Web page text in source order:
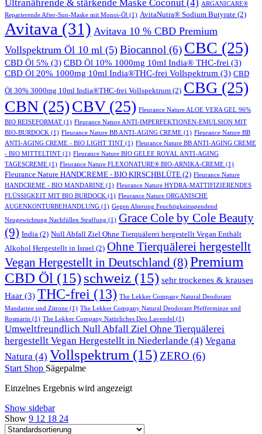
Ultranährende & stärkende Maske Coconut (4) ARGANICARE®
Reparierende After-Sun-Maske mit Monoi-Öl (1) AvitaNutra® Sodium Butyrate (2)
Avitava (31) Avitava 10 % CBD Premium
Vollspektrum Öl 10 ml (5) Biocannol (6) CBC (25)
CBD Öl 5% (3) CBD Öl 10% 1000mg 10ml India® THC-frei (3)
CBD Öl 20% 1000mg 10ml India®THC-frei Vollspektrum (3) CBD
Öl 30% 3000mg 10ml India®THC-frei Vollspektrum (2) CBG (25)
CBN (25)CBV(25) Fleurance Nature ALOE VERA GEL 96%
BIO REISEFORMAT (1) Fleurance Nature ANTI-IMPERFEKTIONEN-EMULSION MIT
BIO-BURDOCK (1) Fleurance Nature BB ANTI-AGING CREME (1) Fleurance Nature BB
ANTI-AGING CREME - BIO LIGHT TINT (1) Fleurance Nature BB ANTI-AGING CREME
- BIO MITTELTINT (1) Fleurance Nature BIO GELEE ROYAL ANTI-AGING
TAGESCREME (1) Fleurance Nature FLEXONATURE® BIO-ARNIKA-CREME (1)
Fleurance Nature HANDCREME - BIO KIRSCHBLÜTE (2) Fleurance Nature
HANDCREME - BIO MANDARINE (1) Fleurance Nature HYDRA-MATTIFIZIERENDES
FLÜSSIGKEIT MIT BIO BURDOCK (1) Fleurance Nature ORGANISCHE
AUGENKONTURBEHANDLUNG (1) Gegen Alterung Feuchtigkeitsspendend
Neugewichtung Nachfüllen Straffung (1) Grace Cole by Cole Beauty
(9) India (2) Null Abfall Ziel Ohne Tierquälerei hergestellt Vegan Enthält
Alkohol Hergestellt in Israel (2) Ohne Tierquälerei hergestellt
Vegan Hergestellt in Deutschland (8) Premium
CBD Öl (15)schweiz (15) sehr trockenes & krauses
Haar (3) THC-frei (13) The Lekker Company Natural Deodorant
Mandarine und Zitrone (1) The Lekker Company Natural Deodorant Pfefferminze und
Rosmarin (1) The Lekker Company Natürliches Deo Lavendel (1)
Umweltfreundlich Null Abfall Ziel Ohne Tierquälerei
hergestellt Vegan Hergestellt in Niederlande (4) Vegana
Natura (4) Vollspektrum (15) ZERO (6)
Start Shop Sägepalme
Einzelnes Ergebnis wird angezeigt
Show sidebar
Show 9 12 18 24